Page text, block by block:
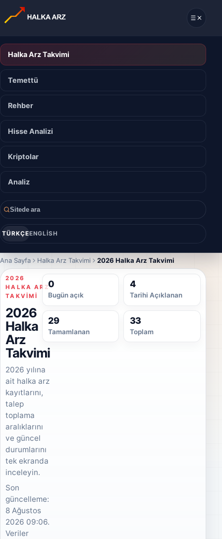
Halka Arz Takvimi
Temettü
Rehber
Hisse Analizi
Kriptolar
Analiz
Sitede ara
TÜRKÇEENGLISH
Ana Sayfa Halka Arz Takvimi 2026 Halka Arz Takvimi
2026
HALKA ARZ
TAKVIMI
2026
Halka
Arz
Takvimi
2026 yılına
ait halka arz
kayıtlarını,
talep
toplama
aralıklarını
ve güncel
durumlarını
tek ekranda
inceleyin.
Son
güncelleme:
8 Ağustos
2026 09:06.
Veriler
0
Bugün açık
4
Tarihi Açıklanan
29
Tamamlanan
33
Toplam